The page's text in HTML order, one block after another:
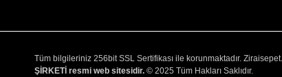
Tüm bilgileriniz 256bit SSL Sertifikası ile korunmaktadır.
ŞİRKETİ resmi web sitesidir.© 2025 Tüm Hakları Saklıdır.